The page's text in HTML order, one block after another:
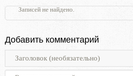
Записей не найдено.
Добавить комментарий